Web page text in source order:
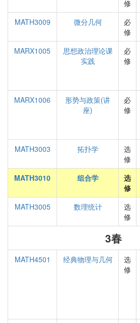
修
MATH3009
微分几何
必
修
MARX1005
思想政治理论课
实践
必
修
MARX1006
形势与政策(讲
座)
必
修
MATH3003
拓扑学
选
修
MATH3010
组合学
选
修
MATH3005
数理统计
选
修
3春
MATH4501 经典物理与几何
选
修